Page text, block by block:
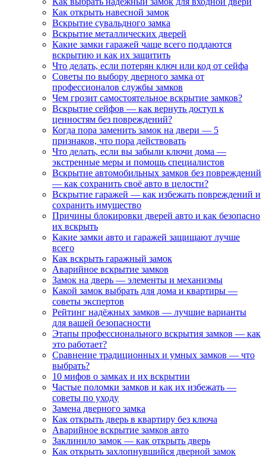
Как открыть навесной замок
Вскрытие сувальдного замка
Вскрытие металлических дверей
Какие замки гаражей чаще всего поддаются
вскрытию и как их защитить
Что делать, если потерян ключ или код от сейфа
Советы по выбору дверного замка от
профессионалов службы замков
Чем грозит самостоятельное вскрытие замков?
Вскрытие сейфов — как вернуть доступ к
ценностям без повреждений?
Когда пора заменить замок на двери — 5
признаков, что пора действовать
Что делать, если вы забыли ключи дома —
экстренные меры и помощь специалистов
Вскрытие автомобильных замков без повреждений
— как сохранить своё авто в целости?
Вскрытие гаражей — как избежать повреждений и
сохранить имущество
Причины блокировки дверей авто и как безопасно
их вскрыть
Какие замки авто и гаражей защищают лучше
всего
Как вскрыть гаражный замок
Аварийное вскрытие замков
Замок на дверь — элементы и механизмы
Какой замок выбрать для дома и квартиры —
советы экспертов
Рейтинг надёжных замков — лучшие варианты
для вашей безопасности
Этапы профессионального вскрытия замков — как
это работает?
Сравнение традиционных и умных замков — что
выбрать?
10 мифов о замках и их вскрытии
Частые поломки замков и как их избежать —
советы по уходу
Замена дверного замка
Как открыть дверь в квартиру без ключа
Аварийное вскрытие замков авто
Заклинило замок — как открыть дверь
Как открыть захлопнувшийся дверной замок